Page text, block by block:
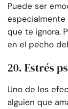
Puede ser
especialmente
que te ignora.
en el pecho
20. Estrés
Uno de los
alguien que